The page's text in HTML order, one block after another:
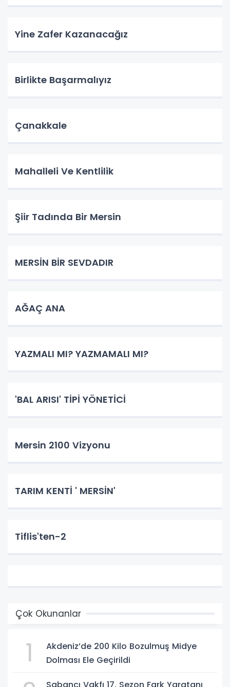
Yine Zafer Kazanacağız
Birlikte Başarmalıyız
Çanakkale
Mahalleli Ve Kentlilik
Şiir Tadında Bir Mersin
MERSİN BİR SEVDADIR
AĞAÇ ANA
YAZMALI MI? YAZMAMALI MI?
'BAL ARISI' TİPİ YÖNETİCİ
Mersin 2100 Vizyonu
TARIM KENTİ ' MERSİN'
Tiflis'ten-2
Çok Okunanlar
1
Akdeniz’de 200 Kilo Bozulmuş Midye
Dolması Ele Geçirildi